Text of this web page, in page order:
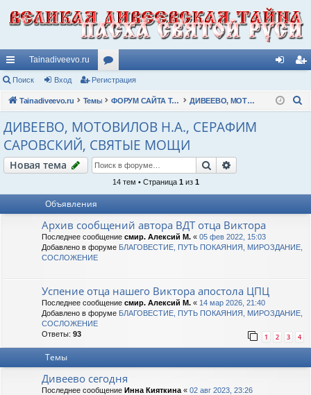
с
ы
лк
и
Tainadiveevo.ru
ор
ум
ы
д ис
Поиск Вход Регистрация
Tainadiveevo.ru Темы ФОРУМ САЙТА TAINADIVEEVO.RU ДИВЕЕВО, МОТОВИЛОВ Н.А., СЕРАФИМ САРОВСКИЙ, СВЯТЫЕ МОЩИ
ДИВЕЕВО, МОТОВИЛОВ Н.А., СЕРАФИМ
САРОВСКИЙ, СВЯТЫЕ МОЩИ
Новая тема Поиск
14 тем • Страница 1 из 1
Объявления
Архив сообщений автора ВДТ отца Виктора
Последнее сообщение смир. Алексий М. « 05 фев 2022, 15:03
Добавлено в форуме БЛАГОВЕСТИЕ, ПУТЬ ПОКАЯНИЯ, МИРОЗДАНИЕ,
СОСЛОЖЕНИЕ
Успение отца нашего Виктора апостола ЦПЦ
Последнее сообщение смир. Алексий М. « 14 мар 2026, 21:40
Добавлено в форуме БЛАГОВЕСТИЕ, ПУТЬ ПОКАЯНИЯ, МИРОЗДАНИЕ,
СОСЛОЖЕНИЕ
Ответы: 93 1 2 3 4
Темы
Дивеево сегодня
Последнее сообщение Инна Кияткина « 02 авг 2023, 23:26